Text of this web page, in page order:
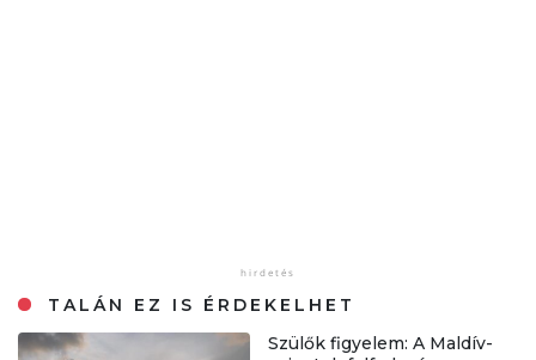
TALÁN EZ IS ÉRDEKELHET
Szülők figyelem: A Maldív-